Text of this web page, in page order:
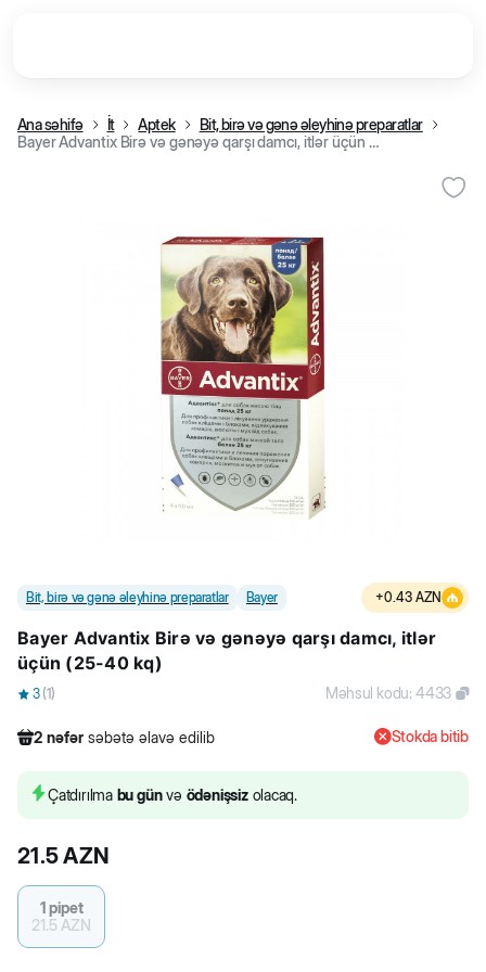
Ana səhifə İt Aptek
Bit, birə və gənə əleyhinə preparatlar
Bayer Advantix Birə və gənəyə qarşı damcı, itlər üçün (25-40 kq)
Bit, birə və gənə əleyhinə preparatlar Bayer +0.43 AZN
Bayer Advantix Birə və gənəyə qarşı damcı, itlər
üçün (25-40 kq)
3 (1) Məhsul kodu:4433
2 nəfər səbətə əlavə edilib
25 nəfər məhsulu alıb
Stokda bitib
Çatdırılma bu günvə ödənişsizolacaq.
21.5AZN
1 pipet
21.5 AZN